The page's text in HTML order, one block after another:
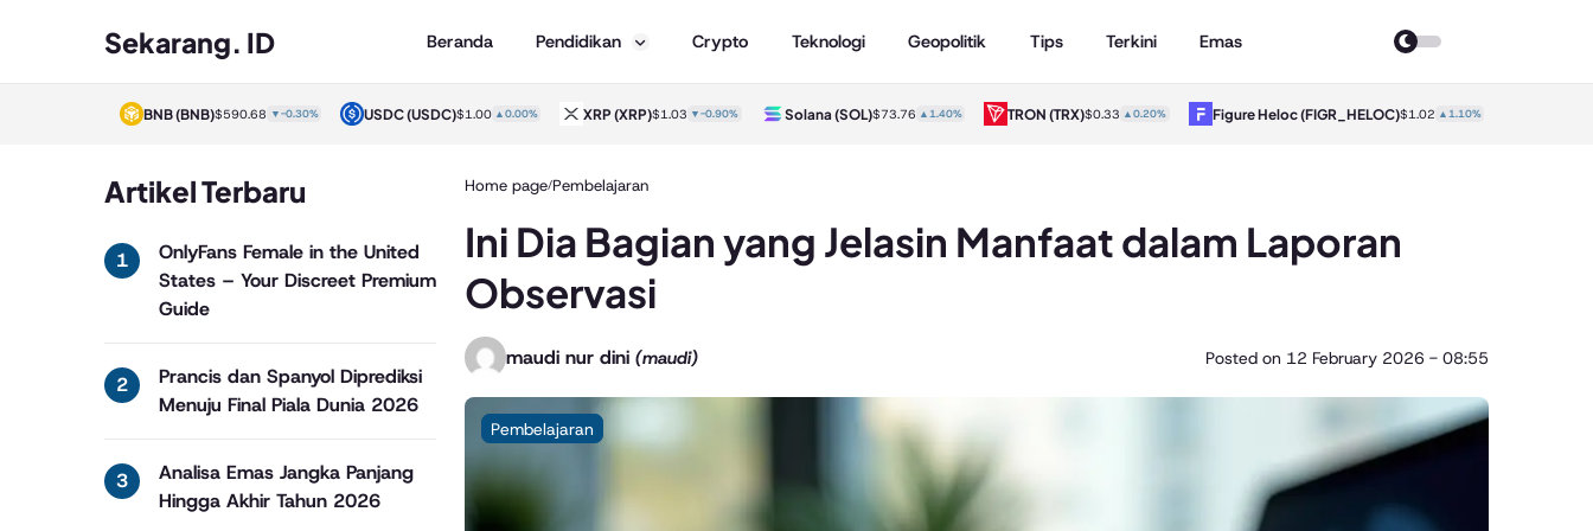
Sekarang. ID Beranda Pendidikan Crypto Teknologi Geopolitik Tips Terkini Emas
BNB(BNB)$590.68▼-0.30% USDC(USDC)$1.00▲0.00% XRP(XRP)$1.03▼-0.90% Solana(SOL)$73.76▲1.40% TRON(TRX)$0.33▲0.20% Figure Heloc(FIGR_HELOC)$1.02▲1.10%
Artikel Terbaru
OnlyFans Female in the United
States – Your Discreet Premium
Guide
Prancis dan Spanyol Diprediksi
Menuju Final Piala Dunia 2026
Analisa Emas Jangka Panjang
Hingga Akhir Tahun 2026
Home page/Pembelajaran
Ini Dia Bagian yang Jelasin Manfaat dalam Laporan
Observasi
maudi nur dini (maudi) Posted on 12 February 2026 - 08:55
Pembelajaran